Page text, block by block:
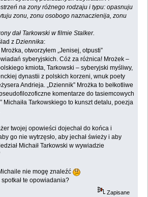
na zony różnego rodzaju i typu: opasnuju
zonu, zonu osobogo naznaczienija, zonu
dał Tarkowski w filmie Stalker.
zDziennika:
otworzyłem „Jenisej, otpusti”
syberyjskich. Cóż za różnica! Mrożek –
kmiota, Tarkowski – syberyjski myśliwy,
dynastii z polskich korzeni, wnuk poety
Andrieja. „Dziennik” Mrożka to bełkotliwe
komentarze do tasiemcowych
Michaiła Tarkowskiego to kunszt detalu, poezja
twojej opowieści dojechał do końca i
go nie wytrzęsło, aby jechał świeży i aby
Michaił Tarkowski w wywiadzie
nie mogę znaleźć
te opowiadania?
Zapisane